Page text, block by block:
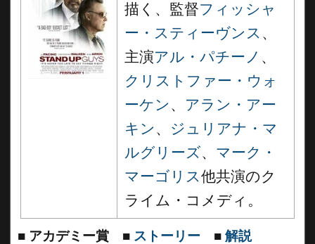
描く、監督フィッシャ
ー・スティーヴンス 、
主演アル・パチーノ 、
クリストファー・ウォ
ーケン 、 アラン・アー
キン 、 ジュリアナ・マ
ルグリーズ、 マーク・
マーゴリス他共演のク
ライム・コメディ。
■ アカデミー賞 ■ ストーリー ■ 解説